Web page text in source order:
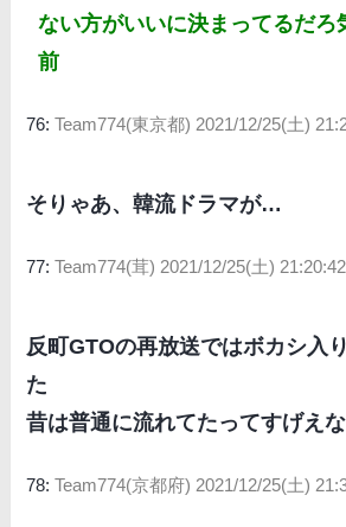
ない方がいいに決まってるだろ
前
76:Team774(東京都) 2021/12/25(土)
そりゃあ、韓流ドラマが…
77:Team774(茸) 2021/12/25(土)
反町GTOの再放送ではボカシ入
た
昔は普通に流れてたってすげえ
78:Team774(京都府) 2021/12/25(土)